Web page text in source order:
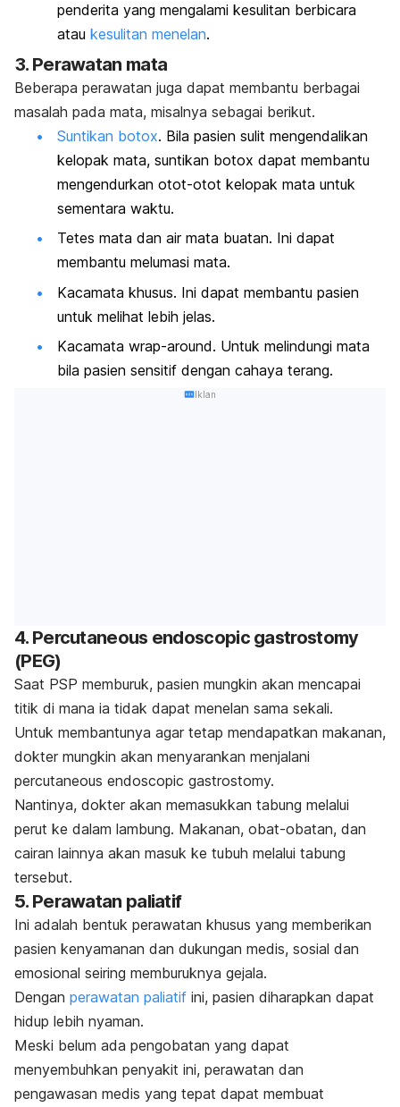
penderita yang mengalami kesulitan berbicara
atau kesulitan menelan.
3. Perawatan mata
Beberapa perawatan juga dapat membantu berbagai
masalah pada mata, misalnya sebagai berikut.
Suntikan botox. Bila pasien sulit mengendalikan
kelopak mata, suntikan botox dapat membantu
mengendurkan otot-otot kelopak mata untuk
sementara waktu.
Tetes mata dan air mata buatan. Ini dapat
membantu melumasi mata.
Kacamata khusus. Ini dapat membantu pasien
untuk melihat lebih jelas.
Kacamata wrap-around. Untuk melindungi mata
bila pasien sensitif dengan cahaya terang.
Iklan
4. Percutaneous endoscopic gastrostomy
(PEG)
Saat PSP memburuk, pasien mungkin akan mencapai
titik di mana ia tidak dapat menelan sama sekali.
Untuk membantunya agar tetap mendapatkan makanan,
dokter mungkin akan menyarankan menjalani
percutaneous endoscopic gastrostomy.
Nantinya, dokter akan memasukkan tabung melalui
perut ke dalam lambung. Makanan, obat-obatan, dan
cairan lainnya akan masuk ke tubuh melalui tabung
tersebut.
5. Perawatan paliatif
Ini adalah bentuk perawatan khusus yang memberikan
pasien kenyamanan dan dukungan medis, sosial dan
emosional seiring memburuknya gejala.
Dengan perawatan paliatif ini, pasien diharapkan dapat
hidup lebih nyaman.
Meski belum ada pengobatan yang dapat
menyembuhkan penyakit ini, perawatan dan
pengawasan medis yang tepat dapat membuat